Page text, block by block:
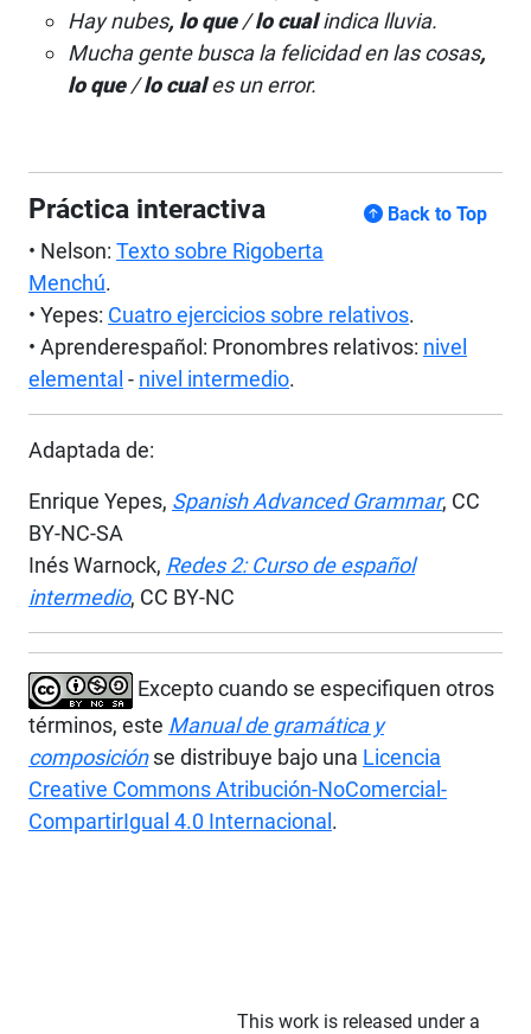
Hay nubes, lo que/lo cualindica lluvia.
Mucha gente busca la felicidad en las cosas,
lo que/lo cuales un error.
Práctica interactiva Back to Top
• Nelson: Texto sobre Rigoberta
Menchú.
• Yepes: Cuatro ejercicios sobre relativos.
• Aprenderespañol: Pronombres relativos: nivel
elemental - nivel intermedio.
Adaptada de:
Enrique Yepes, Spanish Advanced Grammar, CC
BY-NC-SA
Inés Warnock, Redes 2: Curso de español
intermedio, CC BY-NC
Excepto cuando se especifiquen otros
términos, este Manual de gramática y
composiciónse distribuye bajo una Licencia
Creative Commons Atribución-NoComercial-
CompartirIgual 4.0 Internacional .
This work is released under a